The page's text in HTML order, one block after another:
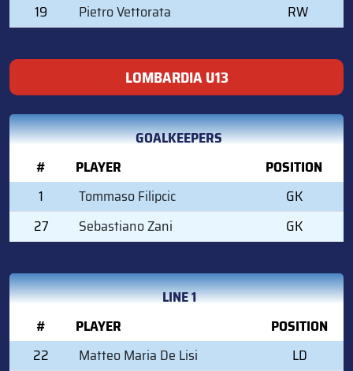
19
Pietro Vettorata RW
LOMBARDIA U13
GOALKEEPERS
#
PLAYER
POSITION
1
Tommaso Filipcic
GK
27
Sebastiano Zani GK
LINE 1
#
PLAYER
POSITION
22
Matteo Maria De Lisi
LD